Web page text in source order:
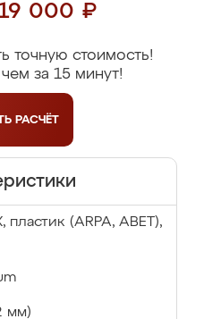
000 ₽
точную стоимость!
за 15 минут!
РАСЧЁТ
(ARPA, ABET),
мм)